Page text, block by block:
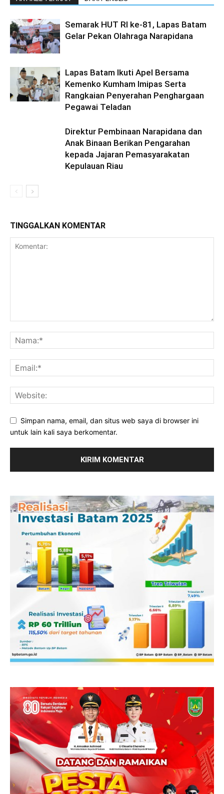
Semarak HUT RI ke-81, Lapas Batam
Gelar Pekan Olahraga Narapidana
Lapas Batam Ikuti Apel Bersama
Kemenko Kumham Imipas Serta
Rangkaian Penyerahan Penghargaan
Pegawai Teladan
Direktur Pembinaan Narapidana dan
Anak Binaan Berikan Pengarahan
kepada Jajaran Pemasyarakatan
Kepulauan Riau
TINGGALKAN KOMENTAR
Simpan nama, email, dan situs web saya di browser ini
untuk lain kali saya berkomentar.